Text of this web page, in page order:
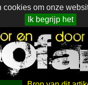
cookies om onze
Ik begrijp het